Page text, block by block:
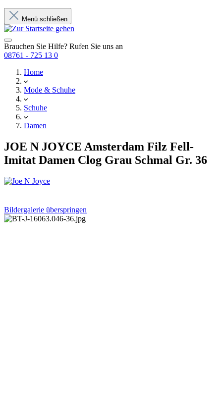
Menü schließen
Brauchen Sie Hilfe? Rufen Sie uns an
08761 - 725 13 0
Home
Mode & Schuhe
Schuhe
Damen
JOE N JOYCE Amsterdam Filz Fell-
Imitat Damen Clog Grau Schmal Gr. 36
Bildergalerie überspringen